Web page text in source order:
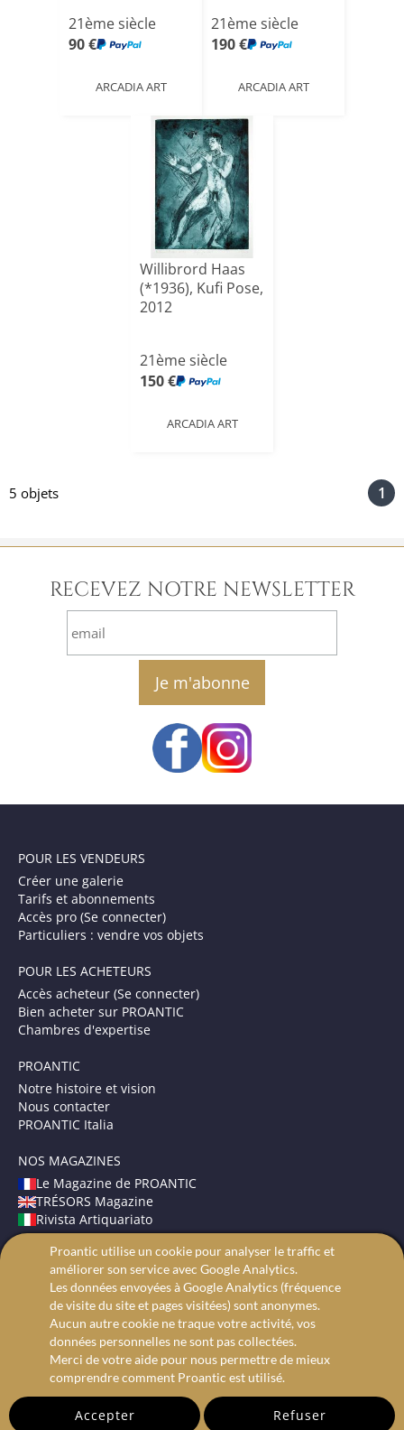
21ème siècle
90 €
ARCADIA ART
21ème siècle
190 €
ARCADIA ART
Willibrord Haas
(*1936), Kufi Pose,
2012
21ème siècle
150 €
ARCADIA ART
5 objets 1
RECEVEZ NOTRE NEWSLETTER
email
POUR LES VENDEURS
Créer une galerie
Tarifs et abonnements
Accès pro (Se connecter)
Particuliers : vendre vos objets
POUR LES ACHETEURS
Accès acheteur (Se connecter)
Bien acheter sur PROANTIC
Chambres d'expertise
PROANTIC
Notre histoire et vision
Nous contacter
PROANTIC Italia
NOS MAGAZINES
Le Magazine de PROANTIC
TRÉSORS Magazine
Rivista Artiquariato
CONDITIONS GÉNÉRALES
Mentions légales
Protection des données
Recherche avancée
Proantic utilise un cookie pour analyser le traffic et
améliorer son service avec Google Analytics.
Les données envoyées à Google Analytics (fréquence
de visite du site et pages visitées) sont anonymes.
Aucun autre cookie ne traque votre activité, vos
données personnelles ne sont pas collectées.
Merci de votre aide pour nous permettre de mieux
comprendre comment Proantic est utilisé.
Accepter Refuser